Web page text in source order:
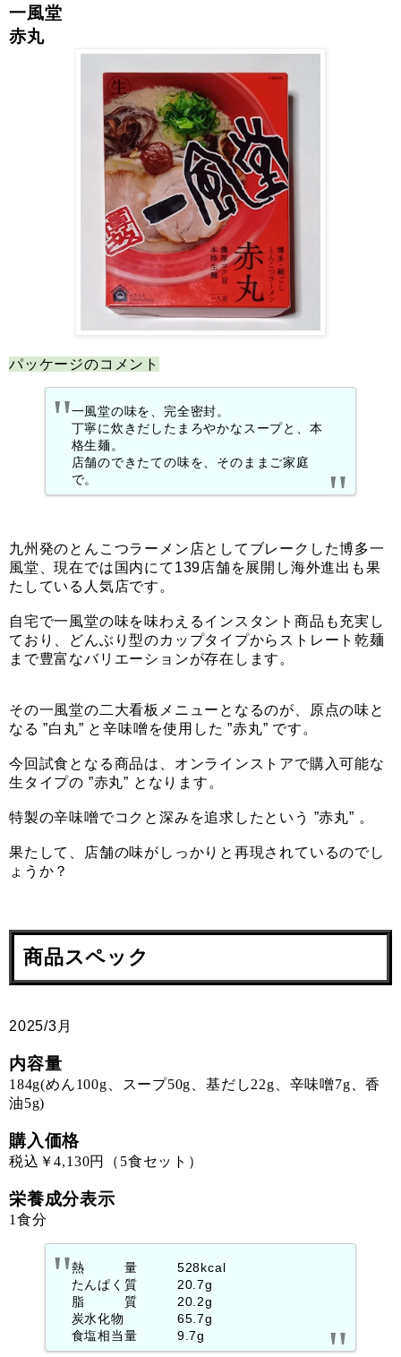
一風堂
赤丸
パッケージのコメント
一風堂の味を、完全密封。
丁寧に炊きだしたまろやかなスープと、本
格生麺。
店舗のできたての味を、そのままご家庭
で。
九州発のとんこつラーメン店としてブレークした博多一
風堂、現在では国内にて139店舗を展開し海外進出も果
たしている人気店です。
自宅で一風堂の味を味わえるインスタント商品も充実し
ており、どんぶり型のカップタイプからストレート乾麺
まで豊富なバリエーションが存在します。
その一風堂の二大看板メニューとなるのが、原点の味と
なる ”白丸” と辛味噌を使用した ”赤丸” です。
今回試食となる商品は、オンラインストアで購入可能な
生タイプの ”赤丸” となります。
特製の辛味噌でコクと深みを追求したという ”赤丸” 。
果たして、店舗の味がしっかりと再現されているのでし
ょうか？
商品スペック
2025/3月
内容量
184g(めん100g、スープ50g、基だし22g、辛味噌7g、香
油5g)
購入価格
税込￥4,130円（5食セット）
栄養成分表示
1食分
熱 量 528kcal
たんぱく質 20.7g
脂 質 20.2g
炭水化物 65.7g
食塩相当量 9.7g